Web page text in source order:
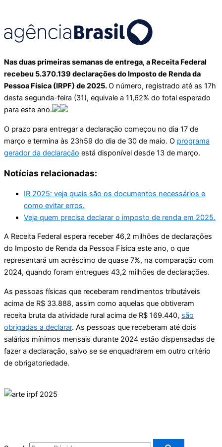
Nas duas primeiras semanas de entrega, a Receita Federal
recebeu 5.370.139 declarações do Imposto de Renda da
Pessoa Física (IRPF) de 2025.O número, registrado até as 17h
desta segunda-feira (31), equivale a 11,62% do total esperado
para este ano.
O prazo para entregar a declaração começou no dia 17 de
março e termina às 23h59 do dia de 30 de maio. O programa
gerador da declaração está disponível desde 13 de março.
Notícias relacionadas:
IR 2025: veja quais são os documentos necessários e
como evitar erros.
Veja quem precisa declarar o imposto de renda em 2025.
A Receita Federal espera receber 46,2 milhões de declarações
do Imposto de Renda da Pessoa Física este ano, o que
representará um acréscimo de quase 7%, na comparação com
2024, quando foram entregues 43,2 milhões de declarações.
As pessoas físicas que receberam rendimentos tributáveis
acima de R$ 33.888, assim como aquelas que obtiveram
receita bruta da atividade rural acima de R$ 169.440, são
obrigadas a declarar. As pessoas que receberam até dois
salários mínimos mensais durante 2024 estão dispensadas de
fazer a declaração, salvo se se enquadrarem em outro critério
de obrigatoriedade.